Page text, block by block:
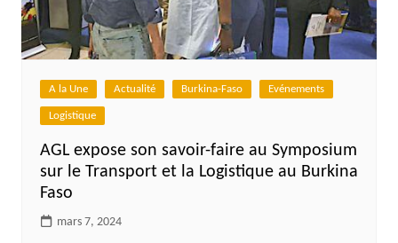
A la Une Actualité Burkina-Faso Evénements
Logistique
AGL expose son savoir-faire au Symposium
sur le Transport et la Logistique au Burkina
Faso
mars 7, 2024